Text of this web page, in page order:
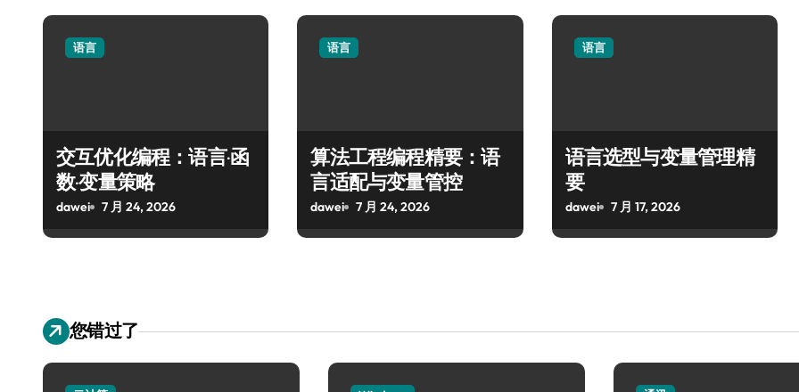
语言
交互优化编程：语言·函
数·变量策略
dawei 7 月 24, 2026
语言
算法工程编程精要：语
言适配与变量管控
dawei 7 月 24, 2026
语言
语言选型与变量管理精
要
dawei 7 月 17, 2026
您错过了